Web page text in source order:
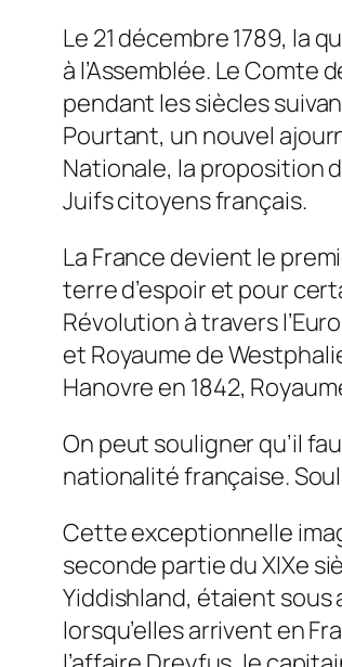
Le 21 décembre 1789, la
à l’Assemblée. Le
pendant les siècles
Pourtant, un nouvel
Nationale, la proposition
Juifs citoyens français.
La France devient le
terre d’espoir et pour
Révolution à travers
et Royaume de
Hanovre en 1842,
On peut souligner qu’il
nationalité française.
Cette exceptionnelle
seconde partie du XIXe
Yiddishland, étaient
lorsqu’elles arrivent en